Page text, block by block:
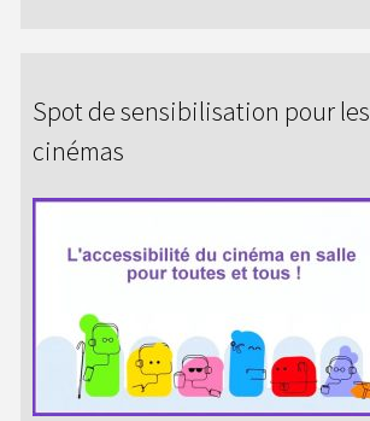
Spot de sensibilisation pour les
cinémas